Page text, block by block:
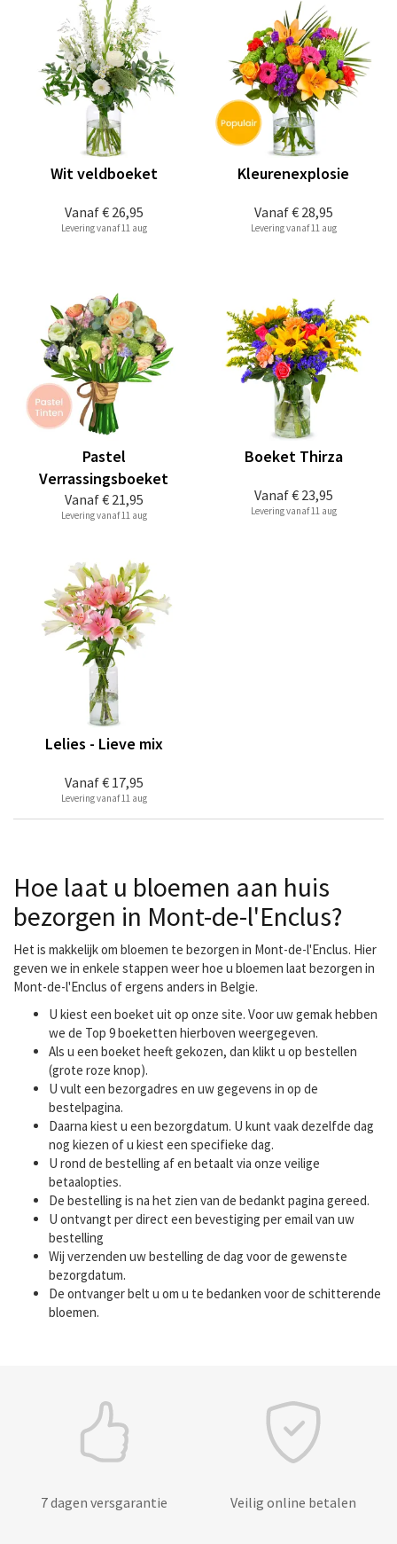
Vanaf€ 26,95
Wit veldboeket
Levering vanaf 11 aug
Vanaf€ 28,95
Kleurenexplosie
Levering vanaf 11 aug
Vanaf€ 21,95
Pastel
Verrassingsboeket
Levering vanaf 11 aug
Vanaf€ 23,95
Boeket Thirza
Levering vanaf 11 aug
Vanaf€ 17,95
Lelies - Lieve mix
Levering vanaf 11 aug
Hoe laat u bloemen aan huis
bezorgen in Mont-de-l'Enclus?
Het is makkelijk om bloemen te bezorgen in Mont-de-l'Enclus. Hier
geven we in enkele stappen weer hoe u bloemen laat bezorgen in
Mont-de-l'Enclus of ergens anders in Belgie.
U kiest een boeket uit op onze site. Voor uw gemak hebben
we de Top 9 boeketten hierboven weergegeven.
Als u een boeket heeft gekozen, dan klikt u op bestellen
(grote roze knop).
U vult een bezorgadres en uw gegevens in op de
bestelpagina.
Daarna kiest u een bezorgdatum. U kunt vaak dezelfde dag
nog kiezen of u kiest een specifieke dag.
U rond de bestelling af en betaalt via onze veilige
betaalopties.
De bestelling is na het zien van de bedankt pagina gereed.
U ontvangt per direct een bevestiging per email van uw
bestelling
Wij verzenden uw bestelling de dag voor de gewenste
bezorgdatum.
De ontvanger belt u om u te bedanken voor de schitterende
bloemen.
7 dagen versgarantie Veilig online betalen